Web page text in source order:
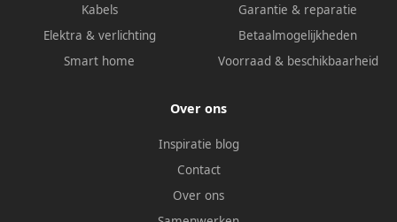
Kabels
Elektra & verlichting
Smart home
Garantie & reparatie
Betaalmogelijkheden
Voorraad & beschikbaarheid
Over ons
Inspiratie blog
Contact
Over ons